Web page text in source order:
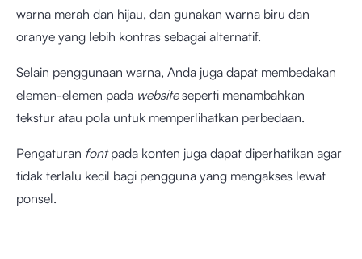
warna merah dan hijau, dan gunakan warna biru dan
oranye yang lebih kontras sebagai alternatif.
Selain penggunaan warna, Anda juga dapat membedakan
elemen-elemen pada websiteseperti menambahkan
tekstur atau pola untuk memperlihatkan perbedaan.
Pengaturan fontpada konten juga dapat diperhatikan agar
tidak terlalu kecil bagi pengguna yang mengakses lewat
ponsel.